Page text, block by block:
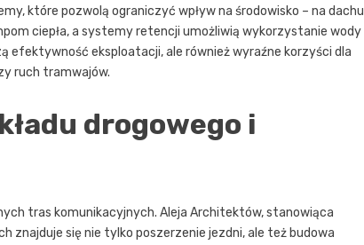
które pozwolą ograniczyć wpływ na środowisko – na dachu
ciepła, a systemy retencji umożliwią wykorzystanie wody
efektywność eksploatacji, ale również wyraźne korzyści dla
ruch tramwajów.
drogowego i
tras komunikacyjnych. Aleja Architektów, stanowiąca
znajduje się nie tylko poszerzenie jezdni, ale też budowa